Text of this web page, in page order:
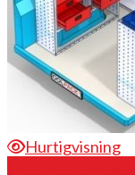
Hurtigvisning